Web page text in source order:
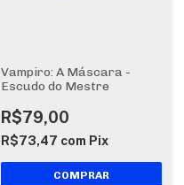
Vampiro: A Máscara -
Escudo do Mestre
R$79,00
R$73,47 com Pix